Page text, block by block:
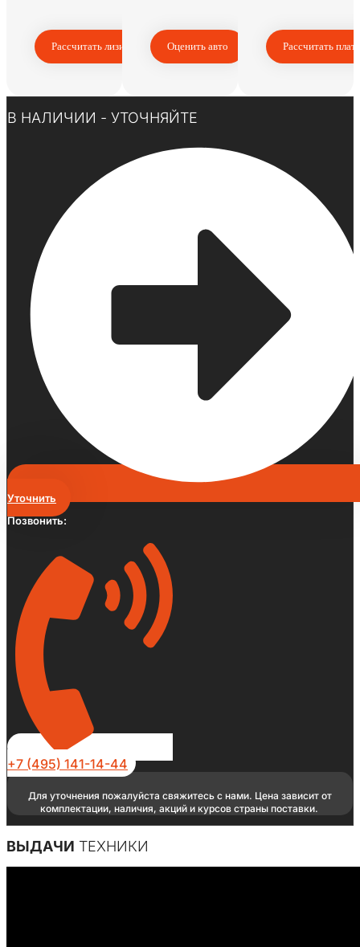
Рассчитать лизинг Оценить авто Рассчитать
В НАЛИЧИИ - УТОЧНЯЙТЕ
Уточнить
Позвонить:
+7 (495) 141-14-44
Для уточнения пожалуйста свяжитесь с нами. Цена зависит от
комплектации, наличия, акций и курсов страны поставки.
ВЫДАЧИ ТЕХНИКИ